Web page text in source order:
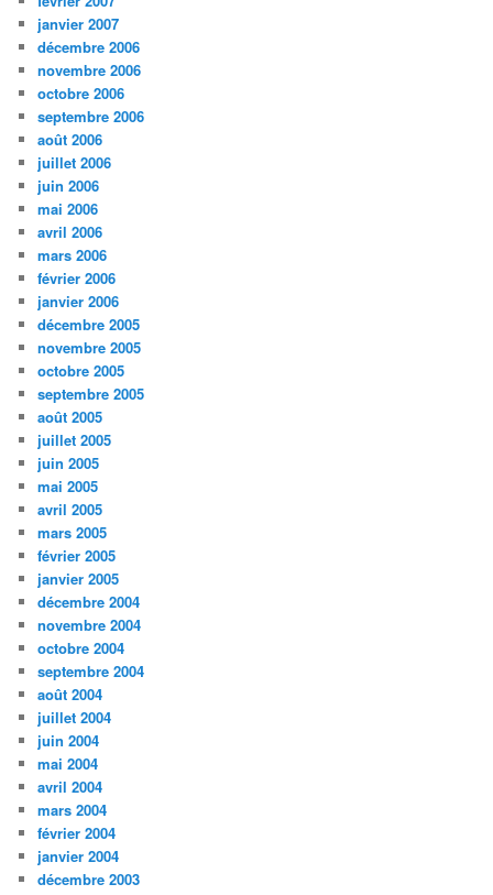
janvier 2007
décembre 2006
novembre 2006
octobre 2006
septembre 2006
août 2006
juillet 2006
juin 2006
mai 2006
avril 2006
mars 2006
février 2006
janvier 2006
décembre 2005
novembre 2005
octobre 2005
septembre 2005
août 2005
juillet 2005
juin 2005
mai 2005
avril 2005
mars 2005
février 2005
janvier 2005
décembre 2004
novembre 2004
octobre 2004
septembre 2004
août 2004
juillet 2004
juin 2004
mai 2004
avril 2004
mars 2004
février 2004
janvier 2004
décembre 2003